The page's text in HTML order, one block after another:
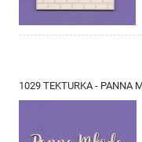
1029 TEKTURKA - PANNA